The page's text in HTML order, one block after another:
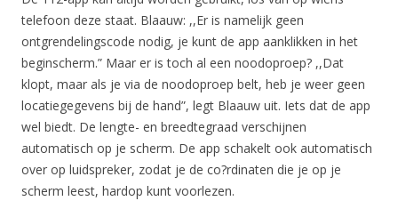
telefoon deze staat. Blaauw: ,,Er is namelijk geen
ontgrendelingscode nodig, je kunt de app aanklikken in het
beginscherm.” Maar er is toch al een noodoproep? ,,Dat
klopt, maar als je via de noodoproep belt, heb je weer geen
locatiegegevens bij de hand”, legt Blaauw uit. Iets dat de app
wel biedt. De lengte- en breedtegraad verschijnen
automatisch op je scherm. De app schakelt ook automatisch
over op luidspreker, zodat je de co?rdinaten die je op je
scherm leest, hardop kunt voorlezen.